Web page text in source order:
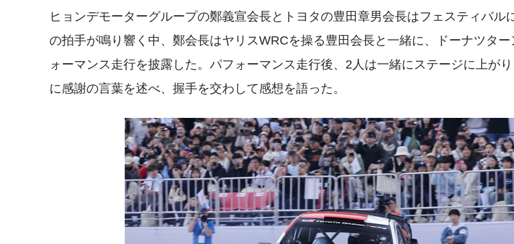
ヒョンデモーターグループの鄭義宣会長とトヨタの豊田章男会長はフェスティバル
の拍手が鳴り響く中、鄭会長はヤリスWRCを操る豊田会長と一緒に、ドーナツタ
ォーマンス走行を披露した。パフォーマンス走行後、2人は一緒にステージに上が
に感謝の言葉を述べ、握手を交わして感想を語った。